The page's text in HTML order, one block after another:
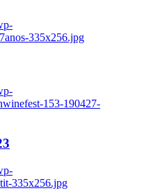
335x256.jpg
153-190427-
335x256.jpg